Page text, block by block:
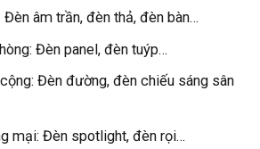
Đèn âm trần, đèn thả, đèn bàn…
Đèn panel, đèn tuýp…
Đèn đường, đèn chiếu sáng sân
mại: Đèn spotlight, đèn rọi…